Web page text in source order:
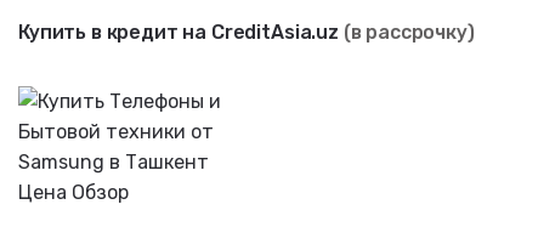
Купить в кредит на CreditAsia.uz (в рассрочку)